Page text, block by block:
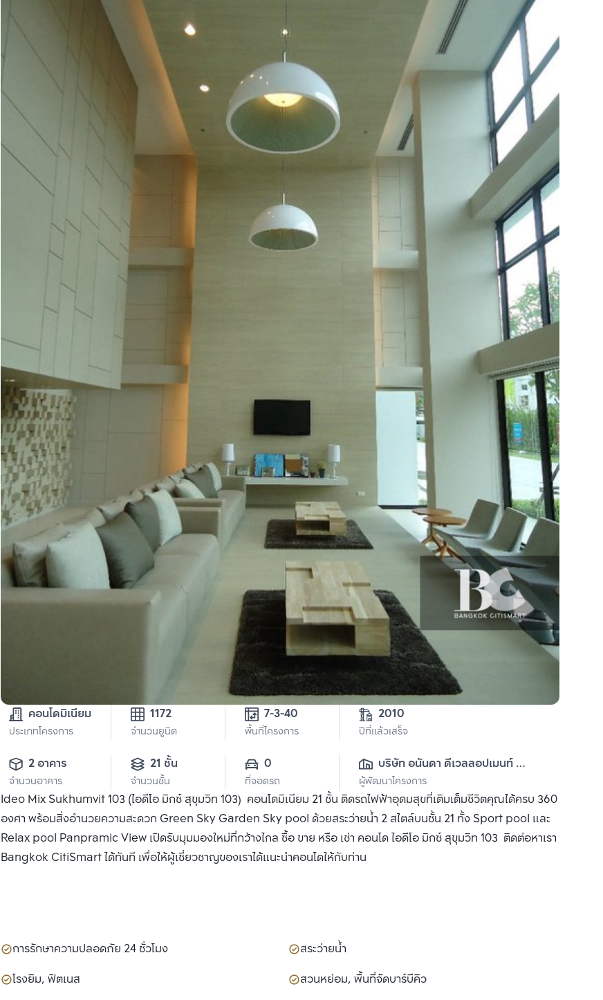
คอนโดมิเนียม
ประเภทโครงการ
1172
จำนวนยูนิต พื้นที่โครงการ
2010
ปีที่แล้วเสร็จ
2 อาคาร
จำนวนอาคาร
21 ชั้น
จำนวนชั้น
0
ที่จอดรถ
บริษัท อนันดา ดีเวลลอปเมนท์
จำกัด (มหาชน)
ผู้พัฒนาโครงการ
Ideo Mix Sukhumvit 103 (ไอดีโอ มิกซ์ สุขุมวิท 103) คอนโดมิเนียม 21 ชั้น ติดรถไฟฟ้าอุดมสุขที่เติมเต็มชีวิตคุณได้ครบ 360
องศา พร้อมสิ่งอำนวยความสะดวก Green Sky Garden Sky pool ด้วยสระว่ายน้ำ 2 สไตล์บนชั้น 21 ทั้ง Sport pool และ
Relax pool Panpramic View เปิดรับมุมมองใหม่ที่กว้างไกล ซื้อ ขาย หรือ เช่า คอนโด ไอดีโอ มิกซ์ สุขุมวิท 103 ติดต่อหาเรา
Bangkok CitiSmart ได้ทันที เพื่อให้ผู้เชี่ยวชาญของเราได้แนะนำคอนโดให้กับท่าน
การรักษาความปลอดภัย 24 ชั่วโมง
สระว่ายน้ำ
โรงยิม, ฟิตเนส
สวนหย่อม, พื้นที่จัดบาร์บีคิว